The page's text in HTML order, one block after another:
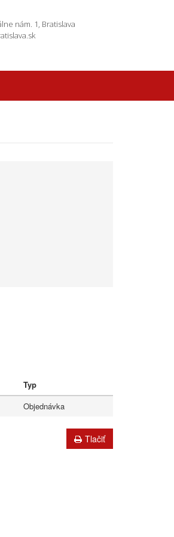
nám. 1, Bratislava
Typ
Objednávka
Tlačiť